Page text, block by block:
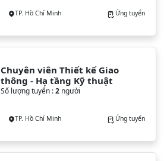
TP. Hồ Chí Minh Ứng tuyển
Chuyên viên Thiết kế Giao
thông - Hạ tầng Kỹ thuật
Số lượng tuyển :2người
TP. Hồ Chí Minh Ứng tuyển